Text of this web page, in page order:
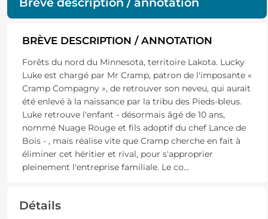
BRÈVE DESCRIPTION / ANNOTATION
Forêts du nord du Minnesota, territoire Lakota. Lucky
Luke est chargé par Mr Cramp, patron de l'imposante «
Cramp Compagny », de retrouver son neveu, qui aurait
été enlevé à la naissance par la tribu des Pieds-bleus.
Luke retrouve l'enfant - désormais âgé de 10 ans,
nommé Nuage Rouge et fils adoptif du chef Lance de
Bois - , mais réalise vite que Cramp cherche en fait à
éliminer cet héritier et rival, pour s'approprier
pleinement l'entreprise familiale. Le co...
Détails